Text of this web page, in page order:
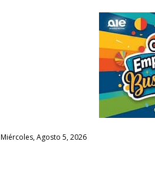
Miércoles, Agosto 5, 2026